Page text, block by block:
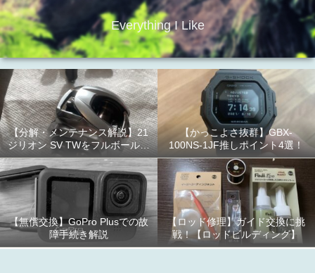
Everything I Like
【分解・メンテナンス解説】21
ジリオン SV TWをフルボールベ
アリング化！
【かっこよさ抜群】GBX-
100NS-1JF推しポイント4選！
【無償交換】GoPro Plusでの故
障手続き解説
【ロッド修理】ガイド交換に挑
戦！【ロッドビルディング】